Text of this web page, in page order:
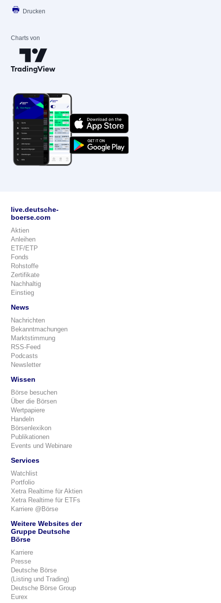
Drucken
Charts von
live.deutsche-
boerse.com
Aktien
Anleihen
ETF/ETP
Fonds
Rohstoffe
Zertifikate
Nachhaltig
Einstieg
News
Nachrichten
Bekanntmachungen
Marktstimmung
RSS-Feed
Podcasts
Newsletter
Wissen
Börse besuchen
Über die Börsen
Wertpapiere
Handeln
Börsenlexikon
Publikationen
Events und Webinare
Services
Watchlist
Portfolio
Xetra Realtime für Aktien
Xetra Realtime für ETFs
Karriere @Börse
Weitere Websites der
Gruppe Deutsche
Börse
Karriere
Presse
Deutsche Börse
(Listing und Trading)
Deutsche Börse Group
Eurex